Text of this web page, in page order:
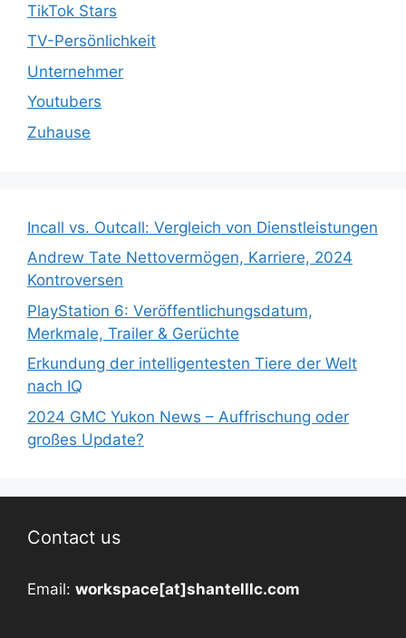
TikTok Stars
TV-Persönlichkeit
Unternehmer
Youtubers
Zuhause
Incall vs. Outcall: Vergleich von Dienstleistungen
Andrew Tate Nettovermögen, Karriere, 2024
Kontroversen
PlayStation 6: Veröffentlichungsdatum,
Merkmale, Trailer & Gerüchte
Erkundung der intelligentesten Tiere der Welt
nach IQ
2024 GMC Yukon News – Auffrischung oder
großes Update?
Contact us
Email: workspace[at]shantelllc.com